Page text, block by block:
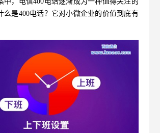
么是400电话？它对小微企业的价值到底有